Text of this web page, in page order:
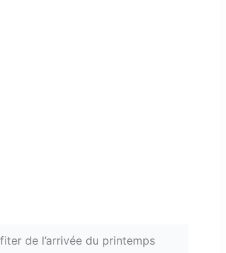
de l’arrivée du printemps